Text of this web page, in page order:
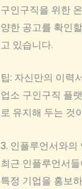
구인구직을 위한
양한 공고를 확인
고 있습니다.
팁: 자신만의 이력
업소 구인구직 플
로 유지해 두는 것
3. 인플루언서와의
최근 인플루언서
특정 기업을 홍보